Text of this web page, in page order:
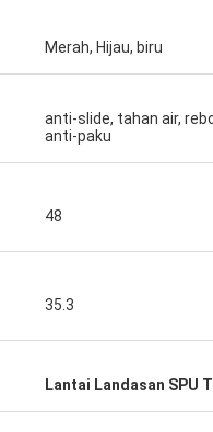
yang dapat
produk dan
baik.
Merah, Hijau, biru
anti-slide, tahan air,
anti-paku
48
35.3
Lantai Landasan SPU